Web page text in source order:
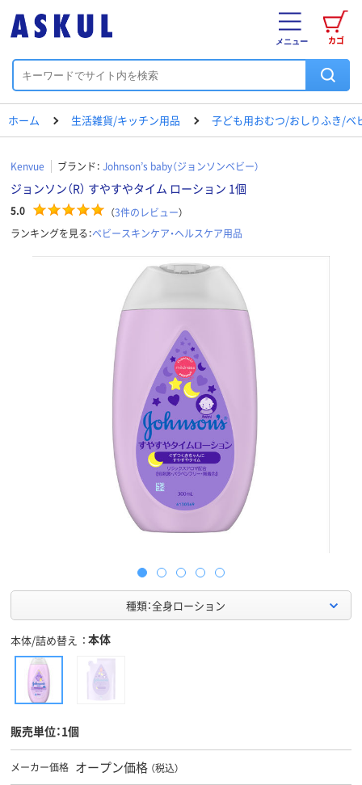
カゴ
メニュー
ホーム 生活雑貨/キッチン用品 子ども用おむつ/おしりふき/ベ
Kenvue ブランド： Johnson’s baby（ジョンソンベビー）
ジョンソン（R） すやすやタイム ローション 1個
5.0 （3件のレビュー）
ランキングを見る：ベビースキンケア・ヘルスケア用品
種類：全身ローション
本体/詰め替え 本体
販売単位：1個
メーカー価格 オープン価格 （税込）